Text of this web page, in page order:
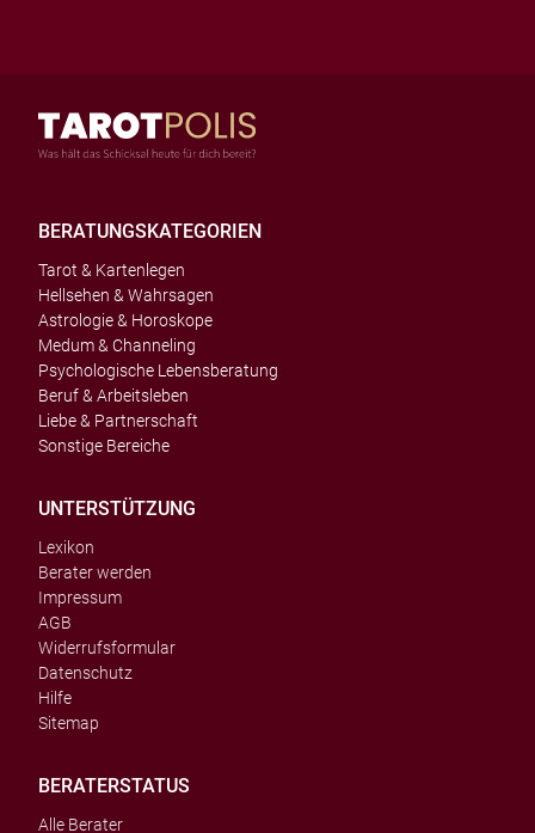
BERATUNGSKATEGORIEN
Tarot & Kartenlegen
Hellsehen & Wahrsagen
Astrologie & Horoskope
Medum & Channeling
Psychologische Lebensberatung
Beruf & Arbeitsleben
Liebe & Partnerschaft
Sonstige Bereiche
UNTERSTÜTZUNG
Lexikon
Berater werden
Impressum
AGB
Widerrufsformular
Datenschutz
Hilfe
Sitemap
BERATERSTATUS
Alle Berater